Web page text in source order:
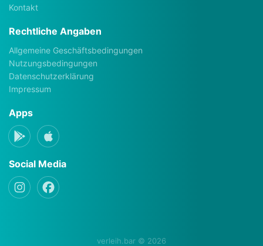
Kontakt
Rechtliche Angaben
Allgemeine Geschäftsbedingungen
Nutzungsbedingungen
Datenschutzerklärung
Impressum
Apps
Social Media
verleih.bar © 2026